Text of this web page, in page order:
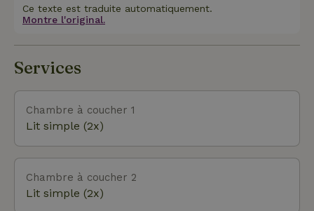
de bonnes chances d'apercevoir un chevreuil, un
renard ou un blaireau. Il y a plusieurs itinéraires de
randonnée et de cyclisme. Et le Limbourg du Nord
est connu pour ses nombreuses attractions telles
que Toverland, les jardins du château, Mindmysterie
(la maison à l'envers) et bien d'autres encore. Il y a
un supermarché dans le village voisin de Tienray.
Ce texte est traduite automatiquement.
Montre l'original.
Services
Chambre à coucher 1
Lit simple (2x)
Chambre à coucher 2
Lit simple (2x)